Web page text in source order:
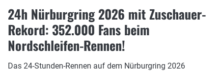
24h Nürburgring 2026 mit Zuschauer-
Rekord: 352.000 Fans beim
Nordschleifen-Rennen!
Das 24-Stunden-Rennen auf dem Nürburgring 2026